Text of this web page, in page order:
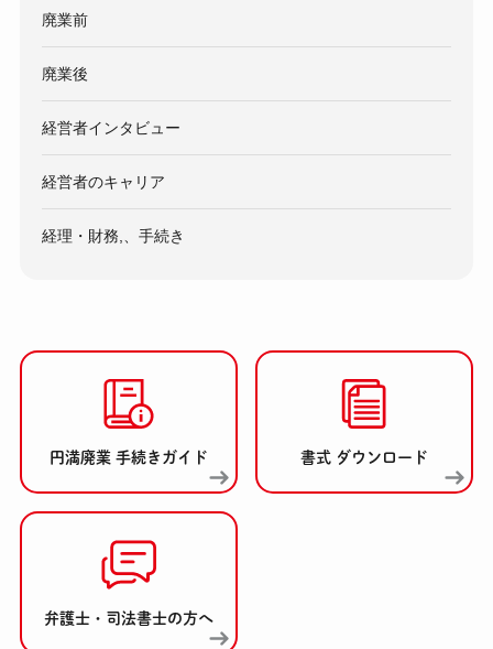
廃業前
廃業後
経営者インタビュー
経営者のキャリア
経理・財務,、手続き
円満廃業 手続きガイド 書式 ダウンロード
弁護士・司法書士の方へ